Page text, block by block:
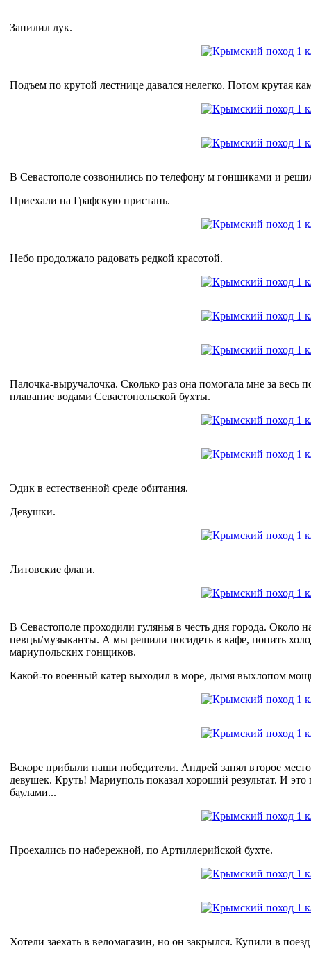
Запилил лук.
Подъем по крутой лестнице давался нелегко. Потом крутая
В Севастополе созвонились по телефону м гонщиками и
Приехали на Графскую пристань.
Небо продолжало радовать редкой красотой.
Палочка-выручалочка. Сколько раз она помогала мне за весь
плавание водами Севастопольской бухты.
Эдик в естественной среде обитания.
Девушки.
Литовские флаги.
В Севастополе проходили гулянья в честь дня города. Около
певцы/музыканты. А мы решили посидеть в кафе, попить
мариупольских гонщиков.
Какой-то военный катер выходил в море, дымя выхлопом
Вскоре прибыли наши победители. Андрей занял второе
девушек. Круть! Мариуполь показал хороший результат. И
баулами...
Проехались по набережной, по Артиллерийской бухте.
Хотели заехать в веломагазин, но он закрылся. Купили в